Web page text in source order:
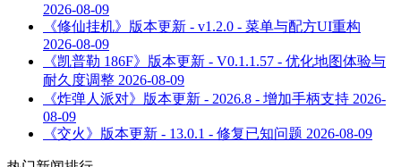
2026-08-09
《修仙挂机》版本更新 - v1.2.0 - 菜单与配方UI重构
2026-08-09
《凯普勒 186F》版本更新 - V0.1.1.57 - 优化地图体验与
耐久度调整 2026-08-09
《炸弹人派对》版本更新 - 2026.8 - 增加手柄支持 2026-
08-09
《交火》版本更新 - 13.0.1 - 修复已知问题 2026-08-09